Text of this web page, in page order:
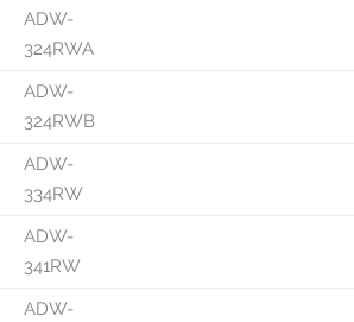
ADW-
324RWA
ADW-
324RWB
ADW-
334RW
ADW-
341RW
ADW-